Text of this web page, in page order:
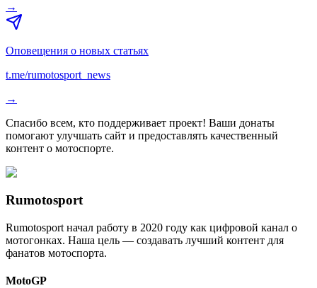
→
Оповещения о новых статьях
t.me/rumotosport_news
→
Спасибо всем, кто поддерживает проект! Ваши донаты
помогают улучшать сайт и предоставлять качественный
контент о мотоспорте.
Rumotosport
Rumotosport начал работу в 2020 году как цифровой канал о
мотогонках. Наша цель — создавать лучший контент для
фанатов мотоспорта.
MotoGP